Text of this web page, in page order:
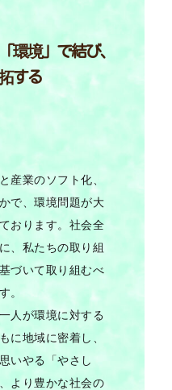
環境」で結び、
する
産業のソフト化、
で、環境問題が大
おります。社会全
、私たちの取り組
づいて取り組むべ
。
人が環境に対する
に地域に密着し、
いやる「やさし
より豊かな社会の